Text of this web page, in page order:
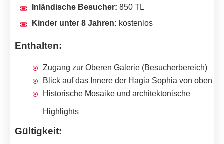
Inländische Besucher: 850 TL
Kinder unter 8 Jahren: kostenlos
Enthalten:
Zugang zur Oberen Galerie (Besucherbereich)
Blick auf das Innere der Hagia Sophia von oben
Historische Mosaike und architektonische
Highlights
Gültigkeit: